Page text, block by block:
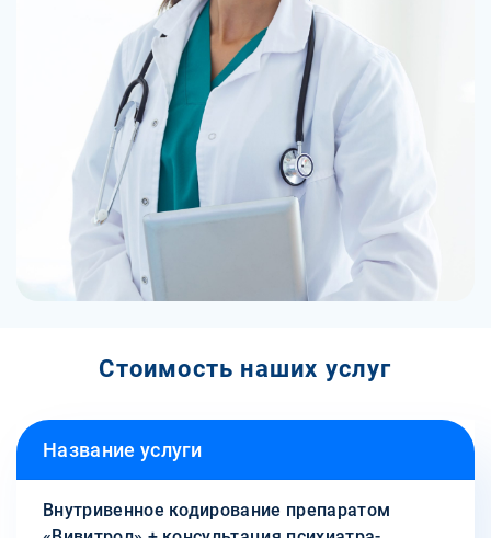
Стоимость наших услуг
Название услуги
Внутривенное кодирование препаратом